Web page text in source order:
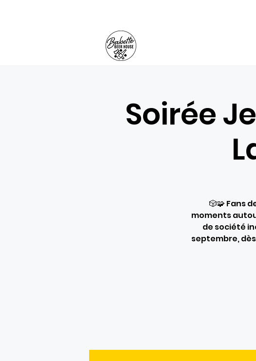
Soirée
🎲🧩 Fans
moments
de société
septembre,